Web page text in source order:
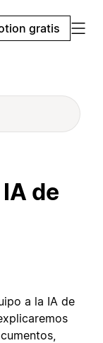
gratis
de
a la IA de